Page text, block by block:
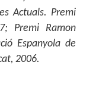
Actuals. Premi
Premi Ramon
Espanyola de
2006.